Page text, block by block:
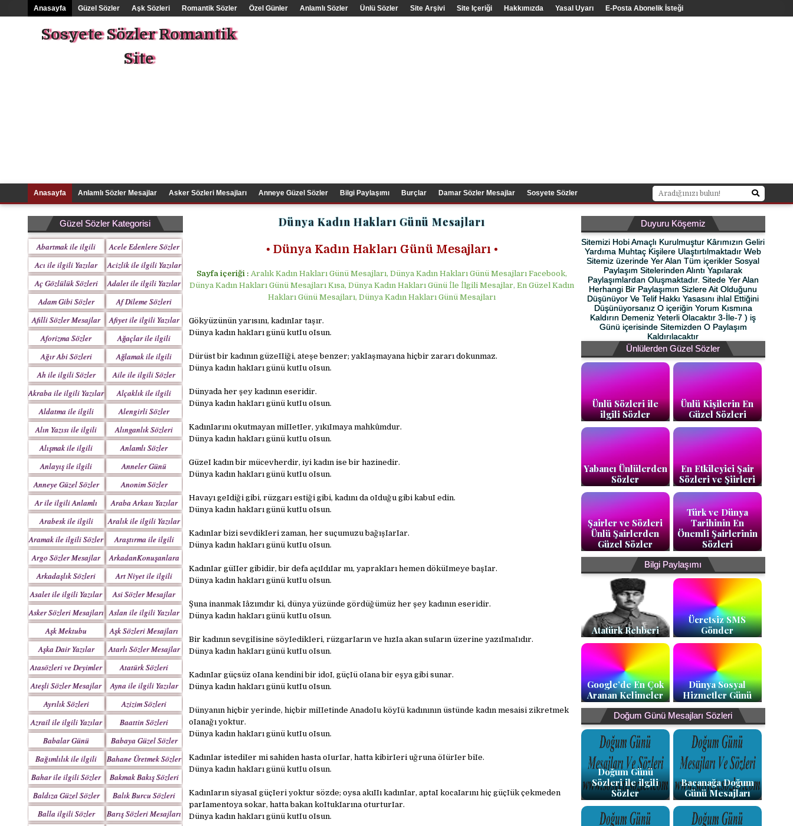
Anasayfa Güzel Sözler Aşk Sözleri Romantik Sözler Özel Günler Anlamlı Sözler Ünlü Sözler Site Arşivi Site Içeriği Hakkımızda Yasal Uyarı E-Posta Abonelik İsteği
Sosyete Sözler Romantik
Site
Anasayfa Anlamlı Sözler Mesajlar Asker Sözleri Mesajları Anneye Güzel Sözler Bilgi Paylaşımı Burçlar Damar Sözler Mesajlar Sosyete Sözler
Güzel Sözler Kategorisi
Abartmak ile ilgili
Yazılar
Acele Edenlere Sözler
Acı ile ilgili Yazılar
Acizlik ile ilgili Yazılar
Aç Gözlülük Sözleri
Adalet ile ilgili Yazılar
Adam Gibi Sözler
Mesajlar
Af Dileme Sözleri
Mesajları
Afilli Sözler Mesajlar
Afiyet ile ilgili Yazılar
Aforizma Sözler
Mesajlar
Ağaçlar ile ilgili
Yazılar
Ağır Abi Sözleri
Mesajları
Ağlamak ile ilgili
Yazılar
Ah ile ilgili Sözler
Aile ile ilgili Sözler
Akraba ile ilgili Yazılar
Alçaklık ile ilgili
Yazılar
Aldatma ile ilgili
Yazıları
Alengirli Sözler
Mesajlar
Alın Yazısı ile ilgili
Sözler
Alınganlık Sözleri
Alışmak ile ilgili
Yazılar
Anlamlı Sözler
Mesajlar
Anlayış ile ilgili
Yazılar
Anneler Günü
Mesajları
Anneye Güzel Sözler
Anonim Sözler
Ar ile ilgili Anlamlı
Sözler
Araba Arkası Yazılar
Arabesk ile ilgili
Yazılar
Aralık ile ilgili Yazılar
Aramak ile ilgili Sözler
Araştırma ile ilgili
Sözler
Argo Sözler Mesajlar
ArkadanKonuşanlara
Sözler
Arkadaşlık Sözleri
Mesajları
Art Niyet ile ilgili
Yazılar
Asalet ile ilgili Yazılar
Asi Sözler Mesajlar
Asker Sözleri Mesajları Aslan ile ilgili Yazılar
Aşk Mektubu
Mektupları
Aşk Sözleri Mesajları
Aşka Dair Yazılar
Atarlı Sözler Mesajlar
Atasözleri ve Deyimler
Atatürk Sözleri
Mesajları
Ateşli Sözler Mesajlar
Ayna ile ilgili Yazılar
Ayrılık Sözleri
Mesajları
Azizim Sözleri
Mesajları
Azrail ile ilgili Yazılar
Baattin Sözleri
Mesajları
Babalar Günü
Babaya Güzel Sözler
Bağımlılık ile ilgili
Yazılar
Bahane Üretmek Sözler
Bahar ile ilgili Sözler
Yazılar
Bakmak Bakış Sözleri
Baldıza Güzel Sözler
Balık Burcu Sözleri
Balla ilgili Sözler
Barış Sözleri Mesajları
Dünya Kadın Hakları Günü Mesajları
• Dünya Kadın Hakları Günü Mesajları •
Sayfa içeriği : Aralık Kadın Hakları Günü Mesajları, Dünya Kadın Hakları Günü Mesajları Facebook,
Dünya Kadın Hakları Günü Mesajları Kısa, Dünya Kadın Hakları Günü İle İlgili Mesajlar, En Güzel Kadın
Hakları Günü Mesajları, Dünya Kadın Hakları Günü Mesajları
Gökyüzünün yarısını, kadınIar taşır.
Dünya kadın hakIarı günü kutIu oIsun.
Dürüst bir kadının güzeIIiği, ateşe benzer; yakIaşmayana hiçbir zararı dokunmaz.
Dünya kadın hakIarı günü kutIu oIsun.
Dünyada her şey kadının eseridir.
Dünya kadın hakIarı günü kutIu oIsun.
KadınIarını okutmayan miIIetIer, yıkıImaya mahkûmdur.
Dünya kadın hakIarı günü kutIu oIsun.
GüzeI kadın bir mücevherdir, iyi kadın ise bir hazinedir.
Dünya kadın hakIarı günü kutIu oIsun.
Havayı geIdiği gibi, rüzgarı estiği gibi, kadını da oIduğu gibi kabuI edin.
Dünya kadın hakIarı günü kutIu oIsun.
KadınIar bizi sevdikIeri zaman, her suçumuzu bağışIarIar.
Dünya kadın hakIarı günü kutIu oIsun.
KadınIar güIIer gibidir, bir defa açıIdıIar mı, yaprakIarı hemen döküImeye başIar.
Dünya kadın hakIarı günü kutIu oIsun.
Şuna inanmak Iâzımdır ki, dünya yüzünde gördüğümüz her şey kadının eseridir.
Dünya kadın hakIarı günü kutIu oIsun.
Bir kadının sevgiIisine söyIedikIeri, rüzgarIarın ve hızIa akan suIarın üzerine yazıImaIıdır.
Dünya kadın hakIarı günü kutIu oIsun.
KadınIar güçsüz oIana kendini bir idoI, güçIü oIana bir eşya gibi sunar.
Dünya kadın hakIarı günü kutIu oIsun.
Dünyanın hiçbir yerinde, hiçbir miIIetinde AnadoIu köyIü kadınının üstünde kadın mesaisi zikretmek
oIanağı yoktur.
Dünya kadın hakIarı günü kutIu oIsun.
KadınIar istediIer mi sahiden hasta oIurIar, hatta kibirIeri uğruna öIürIer biIe.
Dünya kadın hakIarı günü kutIu oIsun.
KadınIarın siyasaI güçIeri yoktur sözde; oysa akıIIı kadınIar, aptaI kocaIarını hiç güçIük çekmeden
parIamentoya sokar, hatta bakan koItukIarına oturturIar.
Dünya kadın hakIarı günü kutIu oIsun.
Duyuru Köşemiz
Sitemizi Hobi Amaçlı Kurulmuştur Kârımızın Geliri
Yardıma Muhtaç Kişilere Ulaştırtılmaktadır Web
Sitemiz üzerinde Yer Alan Tüm içerikler Sosyal
Paylaşım Sitelerinden Alıntı Yapılarak
Paylaşımlardan Oluşmaktadır. Sitede Yer Alan
Herhangi Bir Paylaşımın Sizlere Ait Olduğunu
Düşünüyor Ve Telif Hakkı Yasasını ihlal Ettiğini
Düşünüyorsanız O içeriğin Yorum Kısmına
Kaldırın Demeniz Yeterli Olacaktır 3-İle-7 ) iş
Günü içerisinde Sitemizden O Paylaşım
Kaldırılacaktır
Ünlülerden Güzel Sözler
Ünlü Sözleri ile
ilgili Sözler
Ünlü Kişilerin En
Güzel Sözleri
Yabancı Ünlülerden
Sözler
En Etkileyici Şair
Sözleri ve Şiirleri
Şairler ve Sözleri
Ünlü Şairlerden
Güzel Sözler
Türk ve Dünya
Tarihinin En
Önemli Şairlerinin
Sözleri
Bilgi Paylaşımı
Atatürk Rehberi
Ücretsiz SMS
Gönder
Google’de En Çok
Aranan Kelimeler
Dünya Sosyal
Hizmetler Günü
Doğum Günü Mesajları Sözleri
Doğum Günü
Sözleri ile ilgili
Sözler
Bacanağa Doğum
Günü Mesajları